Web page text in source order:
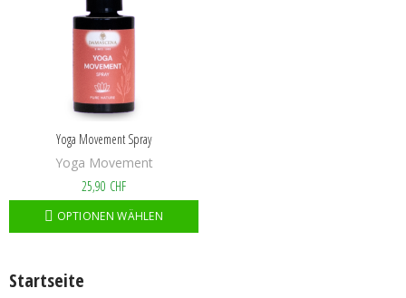
Yoga Movement Spray
Yoga Movement
25,90 CHF
OPTIONEN WÄHLEN
Startseite